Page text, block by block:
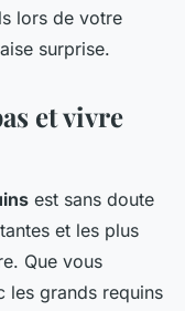
lors de votre
surprise.
et vivre
est sans doute
et les plus
Que vous
les grands requins